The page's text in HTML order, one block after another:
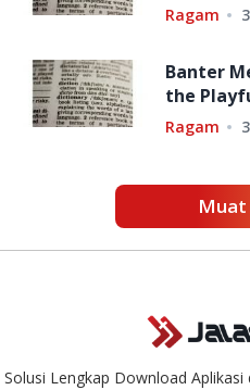
Ragam
Banter
the
Ragam
Muat
Solusi Lengkap Download